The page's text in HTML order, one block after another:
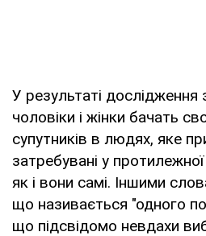
У результаті
чоловіки і жінки бачать
супутників в людях, яке
затребувані у протилежної
як і вони самі. Іншими
що називається "одного
що підсвідомо невдахи